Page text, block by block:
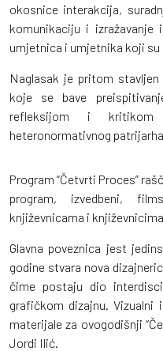
okosnice interakcija,
komunikaciju i
umjetnica i umjetnika koji su
Naglasak je pritom
koje se bave
refleksijom i kritikom
heteronormativnog
Program “Četvrti Proces”
program, izvedbeni,
književnicama i književnicima
Glavna poveznica jest
godine stvara nova
čime postaju dio
grafičkom dizajnu. Vizualni
materijale za ovogodišnji
Jordi Ilić.